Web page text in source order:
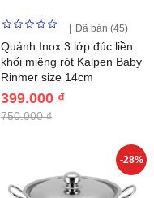
Đã bán (45)
Quánh Inox 3 lớp đúc liền
khối miệng rót Kalpen Baby
Rinmer size 14cm
399.000 ₫
750.000 ₫
-28%